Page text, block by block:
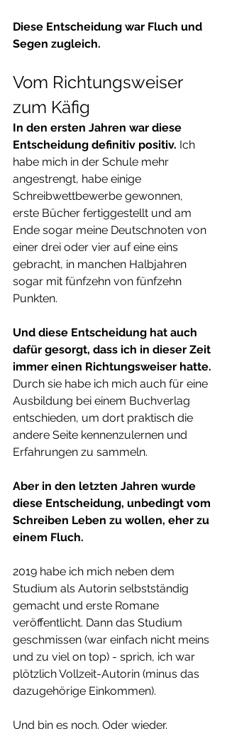
Diese Entscheidung war Fluch und
Segen zugleich.
Vom Richtungsweiser
zum Käfig
In den ersten Jahren war diese
Entscheidung definitiv positiv. Ich
habe mich in der Schule mehr
angestrengt, habe einige
Schreibwettbewerbe gewonnen,
erste Bücher fertiggestellt und am
Ende sogar meine Deutschnoten von
einer drei oder vier auf eine eins
gebracht, in manchen Halbjahren
sogar mit fünfzehn von fünfzehn
Punkten.
Und diese Entscheidung hat auch
dafür gesorgt, dass ich in dieser Zeit
immer einen Richtungsweiser hatte.
Durch sie habe ich mich auch für eine
Ausbildung bei einem Buchverlag
entschieden, um dort praktisch die
andere Seite kennenzulernen und
Erfahrungen zu sammeln.
Aber in den letzten Jahren wurde
diese Entscheidung, unbedingt vom
Schreiben Leben zu wollen, eher zu
einem Fluch.
2019 habe ich mich neben dem
Studium als Autorin selbstständig
gemacht und erste Romane
veröffentlicht. Dann das Studium
geschmissen (war einfach nicht meins
und zu viel on top) - sprich, ich war
plötzlich Vollzeit-Autorin (minus das
dazugehörige Einkommen).
Und bin es noch. Oder wieder.